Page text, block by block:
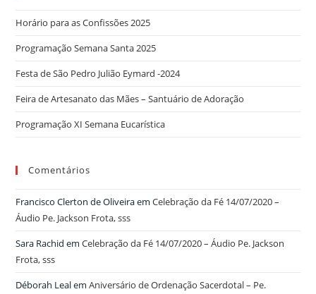
Horário para as Confissões 2025
Programação Semana Santa 2025
Festa de São Pedro Julião Eymard -2024
Feira de Artesanato das Mães – Santuário de Adoração
Programação XI Semana Eucarística
Comentários
Francisco Clerton de OliveiraemCelebração da Fé 14/07/2020 –
Áudio Pe. Jackson Frota, sss
Sara Rachid emCelebração da Fé 14/07/2020 – Áudio Pe. Jackson
Frota, sss
Déborah LealemAniversário de Ordenação Sacerdotal – Pe.